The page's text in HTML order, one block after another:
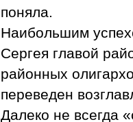
поняла.
Наибольшим
Сергея главой
районных
переведен
Далеко не всегда